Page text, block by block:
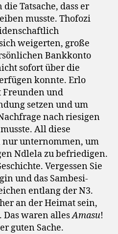
die Tatsache, dass er
musste. Thofozi
weigerten, große
Bankkonto
sofort über die
konnte. Erlo
Freunden und
setzen und um
nach riesigen
All diese
unternommen, um
Ndlela zu befriedigen.
Vergessen Sie
und das Sambesi-
entlang der N3.
an der Heimat sein,
Das waren allesAmasu!
guten Sache.